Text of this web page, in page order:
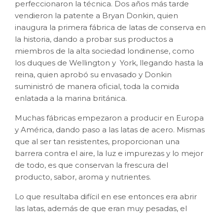
perfeccionaron la técnica. Dos años más tarde
vendieron la patente a Bryan Donkin, quien
inaugura la primera fábrica de latas de conserva en
la historia, dando a probar sus productos a
miembros de la alta sociedad londinense, como
los duques de Wellington y York, llegando hasta la
reina, quien aprobó su envasado y Donkin
suministró de manera oficial, toda la comida
enlatada a la marina británica.
Muchas fábricas empezaron a producir en Europa
y América, dando paso a las latas de acero. Mismas
que al ser tan resistentes, proporcionan una
barrera contra el aire, la luz e impurezas y lo mejor
de todo, es que conservan la frescura del
producto, sabor, aroma y nutrientes.
Lo que resultaba difícil en ese entonces era abrir
las latas, además de que eran muy pesadas, el